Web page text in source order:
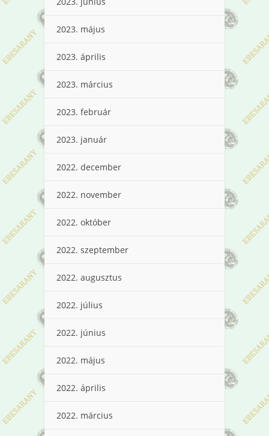
2023. május
2023. április
2023. március
2023. február
2023. január
2022. december
2022. november
2022. október
2022. szeptember
2022. augusztus
2022. július
2022. június
2022. május
2022. április
2022. március